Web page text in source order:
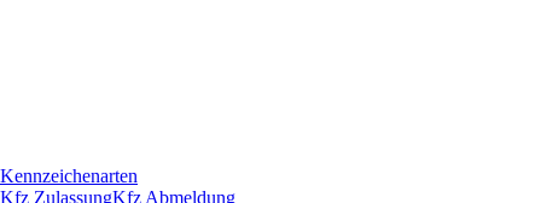
Kennzeichenarten
Kfz ZulassungKfz Abmeldung